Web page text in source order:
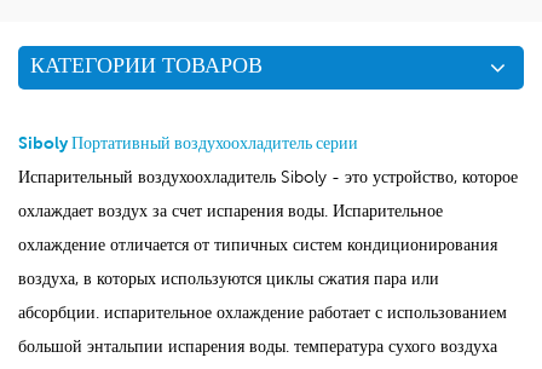
КАТЕГОРИИ ТОВАРОВ
Siboly Портативный воздухоохладитель серии
Испарительный воздухоохладитель Siboly - это устройство, которое
охлаждает воздух за счет испарения воды. Испарительное
охлаждение отличается от типичных систем кондиционирования
воздуха, в которых используются циклы сжатия пара или
абсорбции. испарительное охлаждение работает с использованием
большой энтальпии испарения воды. температура сухого воздуха